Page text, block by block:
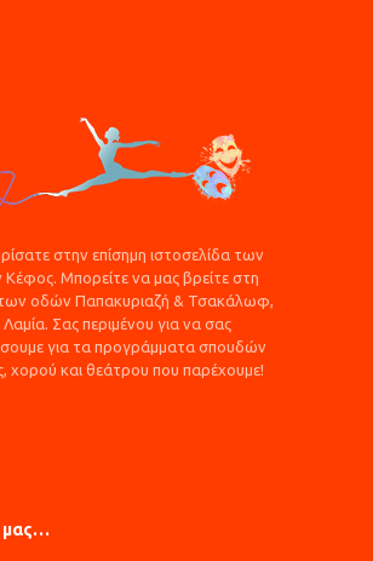
στην επίσημη ιστοσελίδα των
Μπορείτε να μας βρείτε στη
οδών Παπακυριαζή & Τσακάλωφ,
Σας περιμένου για να σας
για τα προγράμματα σπουδών
χορού και θεάτρου που παρέχουμε!
μας…